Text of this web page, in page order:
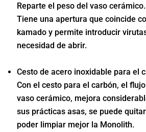
Reparte el peso del vaso cerámico.
Tiene una apertura que coincide
kamado y permite introducir
necesidad de abrir.
Cesto de acero inoxidable para el
Con el cesto para el carbón, el
vaso cerámico, mejora
sus prácticas asas, se puede
poder limpiar mejor la Monolith.